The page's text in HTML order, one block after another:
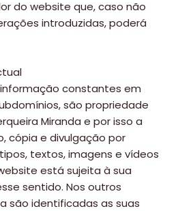
do website que, caso não
introduzidas, poderá
constantes em
são propriedade
Miranda e por isso a
cópia e divulgação por
textos, imagens e vídeos
está sujeita à sua
sentido. Nos outros
são identificadas as suas